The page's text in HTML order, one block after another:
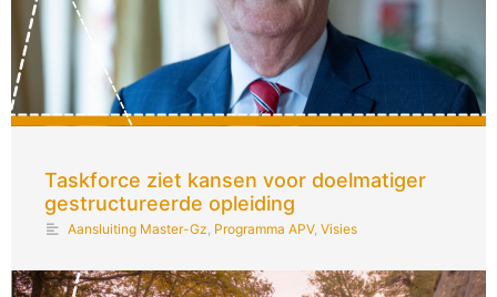
Taskforce ziet kansen voor doelmatiger
gestructureerde opleiding
Aansluiting Master-Gz, Programma APV, Visies